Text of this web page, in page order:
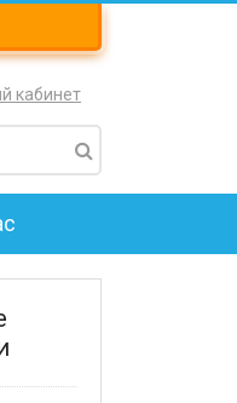
кабинет